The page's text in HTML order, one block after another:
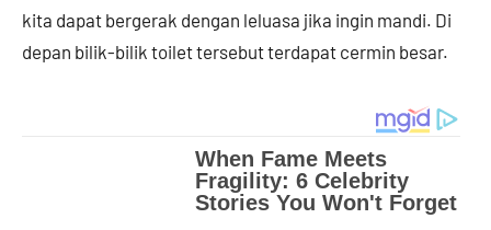
kita dapat bergerak dengan leluasa jika ingin mandi. Di
depan bilik-bilik toilet tersebut terdapat cermin besar.